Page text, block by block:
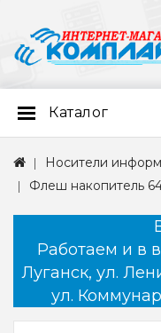
Каталог
Носители
Флеш накопитель
Работаем и в
Луганск, ул.
ул.